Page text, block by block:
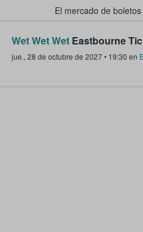
El mercado de
StubHub: donde los
Wet Wet Wet Eastbourne
jue., 28 de octubre de 2027• 19:30 en